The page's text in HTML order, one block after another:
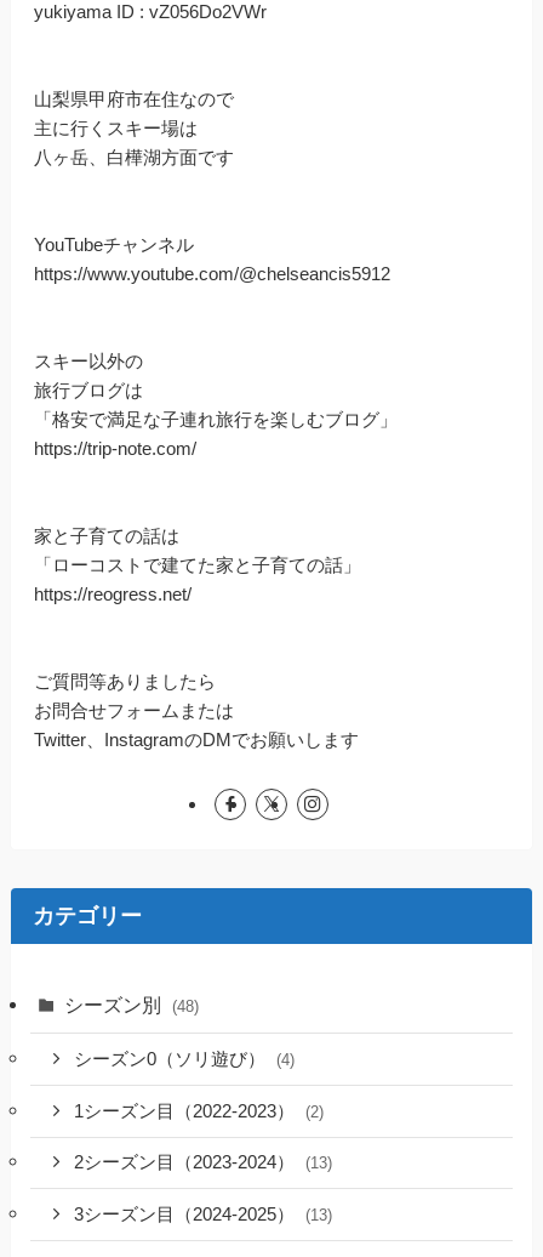
yukiyama ID : vZ056Do2VWr
山梨県甲府市在住なので
主に行くスキー場は
八ヶ岳、白樺湖方面です
YouTubeチャンネル
https://www.youtube.com/@chelseancis5912
スキー以外の
旅行ブログは
「格安で満足な子連れ旅行を楽しむブログ」
https://trip-note.com/
家と子育ての話は
「ローコストで建てた家と子育ての話」
https://reogress.net/
ご質問等ありましたら
お問合せフォームまたは
Twitter、InstagramのDMでお願いします
カテゴリー
シーズン別 (48)
シーズン0（ソリ遊び） (4)
1シーズン目（2022-2023） (2)
2シーズン目（2023-2024） (13)
3シーズン目（2024-2025） (13)